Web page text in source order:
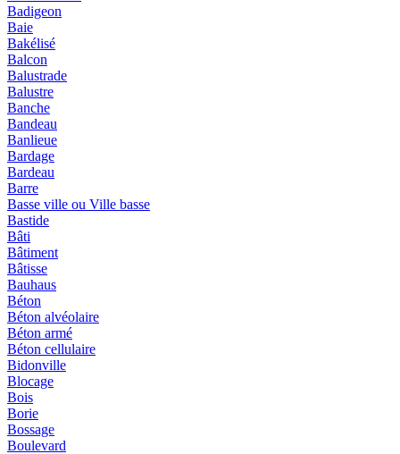
Badigeon
Baie
Bakélisé
Balcon
Balustrade
Balustre
Banche
Bandeau
Banlieue
Bardage
Bardeau
Barre
Basse ville ou Ville basse
Bastide
Bâti
Bâtiment
Bâtisse
Bauhaus
Béton
Béton alvéolaire
Béton armé
Béton cellulaire
Bidonville
Blocage
Bois
Borie
Bossage
Boulevard